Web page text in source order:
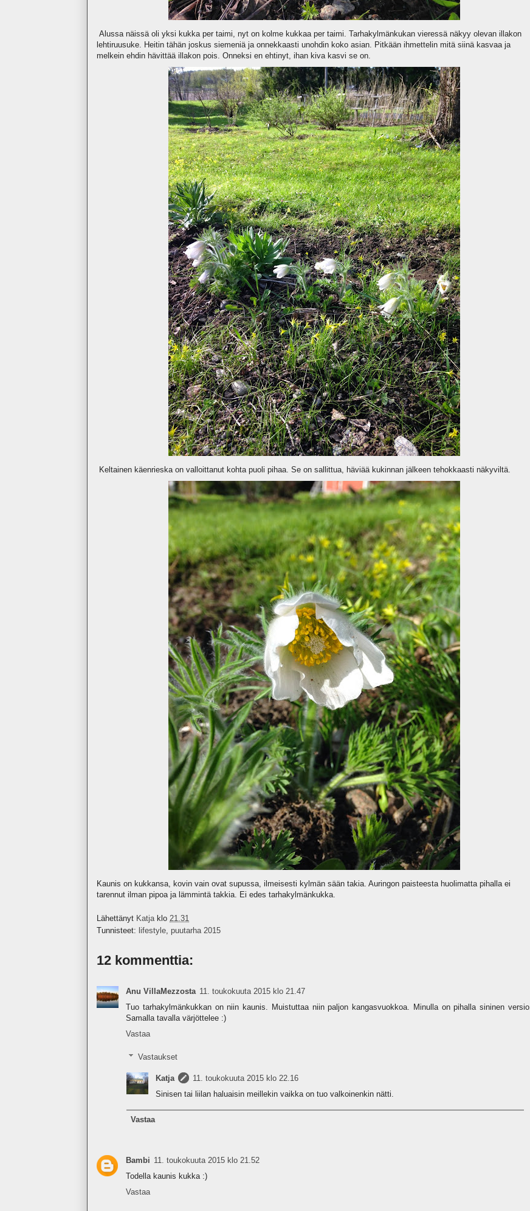
Alussa näissä oli yksi kukka per taimi, nyt on kolme kukkaa per taimi. Tarhakylmänkukan vieressä näkyy olevan illakon
lehtiruusuke. Heitin tähän joskus siemeniä ja onnekkaasti unohdin koko asian. Pitkään ihmettelin mitä siinä kasvaa ja
melkein ehdin hävittää illakon pois. Onneksi en ehtinyt, ihan kiva kasvi se on.
Keltainen käenrieska on valloittanut kohta puoli pihaa. Se on sallittua, häviää kukinnan jälkeen tehokkaasti näkyviltä.
Kaunis on kukkansa, kovin vain ovat supussa, ilmeisesti kylmän sään takia. Auringon paisteesta huolimatta pihalla ei
tarennut ilman pipoa ja lämmintä takkia. Ei edes tarhakylmänkukka.
Lähettänyt Katja klo 21.31
Tunnisteet: lifestyle puutarha 2015
12 kommenttia:
Anu VillaMezzosta 11. toukokuuta 2015 klo 21.47
Tuo tarhakylmänkukkan on niin kaunis. Muistuttaa niin paljon kangasvuokkoa. Minulla on pihalla sininen versio.
Samalla tavalla värjöttelee :)
Vastaa
Vastaukset
Katja
11. toukokuuta 2015 klo 22.16
Sinisen tai liilan haluaisin meillekin vaikka on tuo valkoinenkin nätti.
Vastaa
Bambi 11. toukokuuta 2015 klo 21.52
Todella kaunis kukka :)
Vastaa